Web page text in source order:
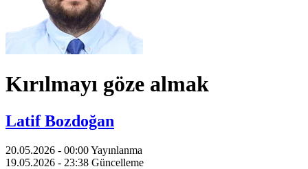
Kırılmayı göze almak
Latif Bozdoğan
20.05.2026 - 00:00Yayınlanma
19.05.2026 - 23:38 Güncelleme